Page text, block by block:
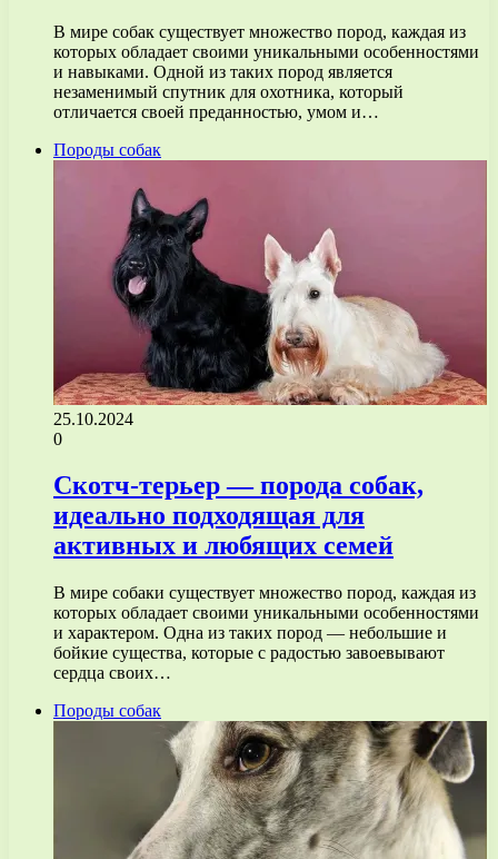
В мире собак существует множество пород, каждая из
которых обладает своими уникальными особенностями
и навыками. Одной из таких пород является
незаменимый спутник для охотника, который
отличается своей преданностью, умом и…
Породы собак
25.10.2024
0
Скотч-терьер — порода собак,
идеально подходящая для
активных и любящих семей
В мире собаки существует множество пород, каждая из
которых обладает своими уникальными особенностями
и характером. Одна из таких пород — небольшие и
бойкие существа, которые с радостью завоевывают
сердца своих…
Породы собак